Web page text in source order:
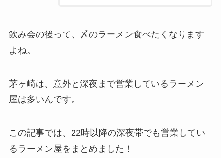
飲み会の後って、〆のラーメン食べたくなります
よね。
茅ヶ崎は、意外と深夜まで営業しているラーメン
屋は多いんです。
この記事では、22時以降の深夜帯でも営業してい
るラーメン屋をまとめました！